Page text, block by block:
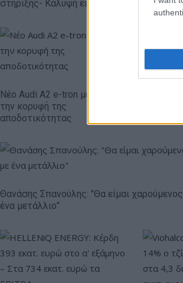
στήριξης- Κάλυψη εισφορών ΕΔΟΕΑΠ
Νέο Audi A2 e-tron με στόχο
την κορυφή της
αποδοτικότητας
Η Chery
Θανάσης Σπανούλης: "Θα είμαι
ένα μετάλλιο"